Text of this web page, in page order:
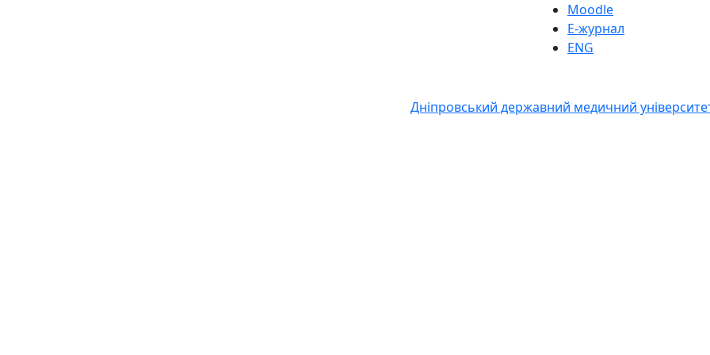
Moodle
Е-журнал
ENG
Дніпровський державний медичний